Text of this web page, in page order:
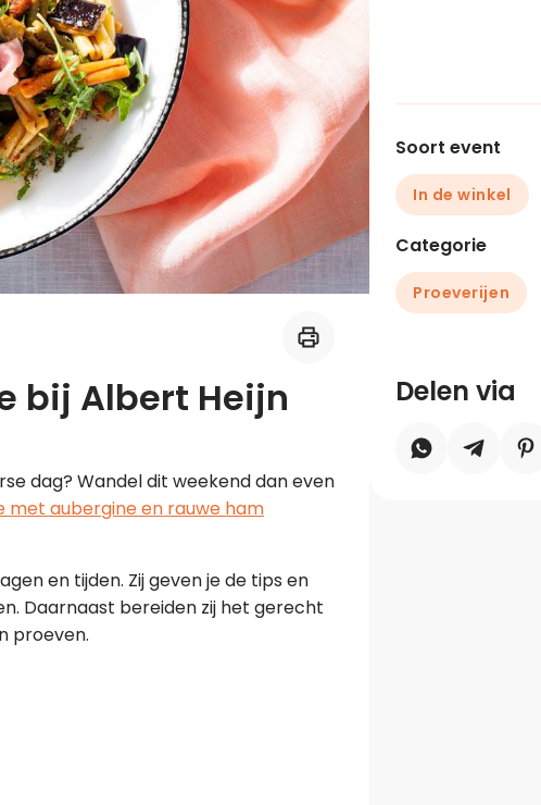
Midden-Oosters
Kooktips & blogs
Leer koken als een chef
Kooktips & blogs
bij Albert Heijn
dag? Wandel dit weekend dan even
met aubergine en rauwe ham
en tijden. Zij geven je de tips en
Daarnaast bereiden zij het gerecht
proeven.
Soort event
In de winkel
Categorie
Proeverijen
Delen via